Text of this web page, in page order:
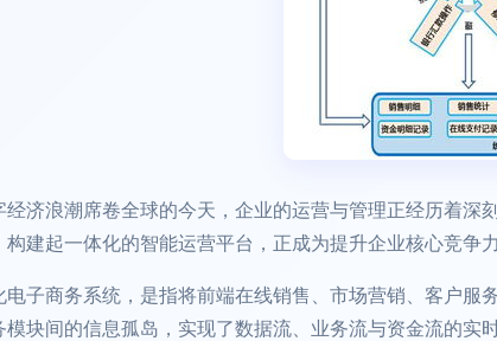
经济浪潮席卷全球的今天，企业的运营与管理正经历着
构建起一体化的智能运营平台，正成为提升企业核心竞争
电子商务系统，是指将前端在线销售、市场营销、客户
模块间的信息孤岛，实现了数据流、业务流与资金流的